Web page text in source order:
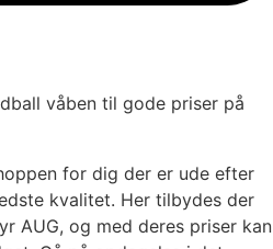
våben til gode priser på
for dig der er ude efter
kvalitet. Her tilbydes der
AUG, og med deres priser kan